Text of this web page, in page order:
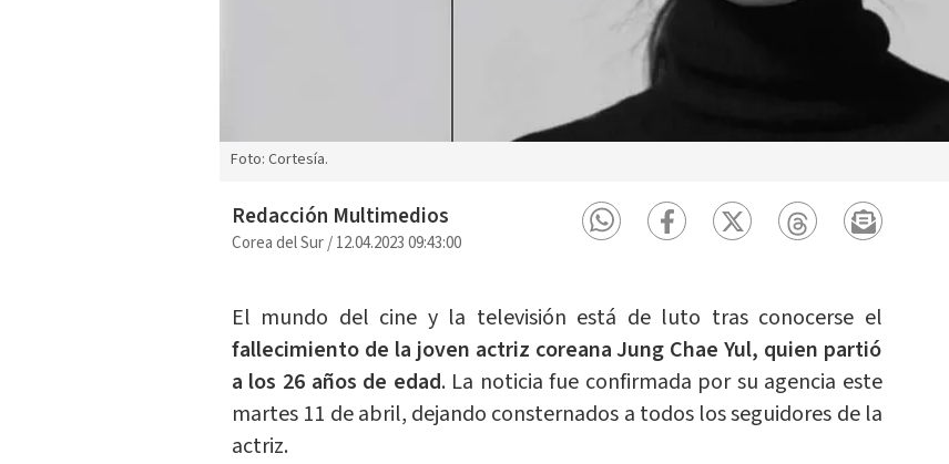
Foto: Cortesía.
Redacción Multimedios
Corea del Sur/12.04.2023 09:43:00
El mundo del cine y la televisión está de luto tras conocerse el
fallecimiento de la joven actriz coreana Jung Chae Yul, quien partió
a los 26 años de edad. La noticia fue confirmada por su agencia este
martes 11 de abril, dejando consternados a todos los seguidores de la
actriz.